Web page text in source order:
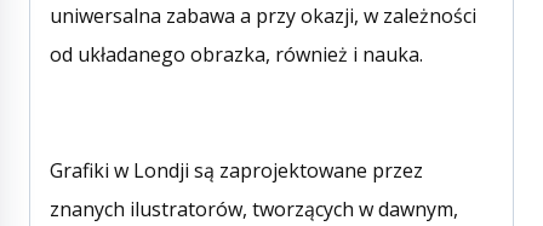
uniwersalna zabawa a przy okazji, w zależności
od układanego obrazka, również i nauka.
Grafiki w Londji są zaprojektowane przez
znanych ilustratorów, tworzących w dawnym,